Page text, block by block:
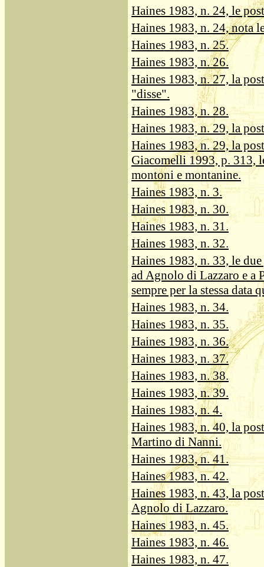
Haines 1983, n. 24, le
Haines 1983, n. 24, nota
Haines 1983, n. 25.
Haines 1983, n. 26.
Haines 1983, n. 27, la
"disse".
Haines 1983, n. 28.
Haines 1983, n. 29, la
Haines 1983, n. 29, la
Giacomelli 1993, p. 313,
montoni e montanine.
Haines 1983, n. 3.
Haines 1983, n. 30.
Haines 1983, n. 31.
Haines 1983, n. 32.
Haines 1983, n. 33, le
ad Agnolo di Lazzaro e a
sempre per la stessa data
Haines 1983, n. 34.
Haines 1983, n. 35.
Haines 1983, n. 36.
Haines 1983, n. 37.
Haines 1983, n. 38.
Haines 1983, n. 39.
Haines 1983, n. 4.
Haines 1983, n. 40, la
Martino di Nanni.
Haines 1983, n. 41.
Haines 1983, n. 42.
Haines 1983, n. 43, la
Agnolo di Lazzaro.
Haines 1983, n. 45.
Haines 1983, n. 46.
Haines 1983, n. 47.